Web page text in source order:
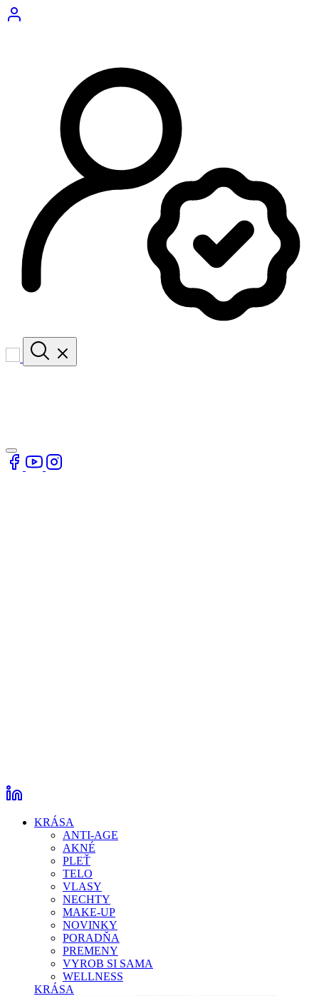
KRÁSA
ANTI-AGE
AKNÉ
PLEŤ
TELO
VLASY
NECHTY
MAKE-UP
NOVINKY
PORADŇA
PREMENY
VYROB SI SAMA
WELLNESS
KRÁSA